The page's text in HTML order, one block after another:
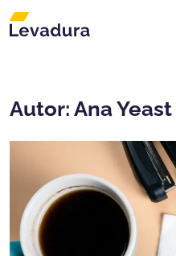
Agencia de
Autor: Ana Yeast